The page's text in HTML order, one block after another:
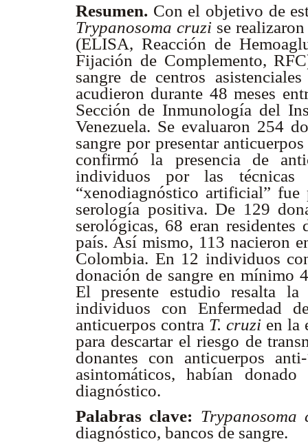
Resumen. Con el objetivo de
Trypanosoma cruzi se
(ELISA, Reacción de
Fijación de Complemento,
sangre de centros
acudieron durante 48 meses
Sección de Inmunología del
Venezuela. Se evaluaron 254
sangre por presentar
confirmó la presencia de
individuos por las
“xenodiagnóstico artificial”
serología positiva. De 129
serológicas, 68 eran
país. Así mismo, 113 nacieron
Colombia. En 12 individuos
donación de sangre en mínimo
El presente estudio resalta
individuos con Enfermedad
anticuerpos contra T. cruzi en la
para descartar el riesgo de
donantes con anticuerpos anti-
asintomáticos, habían
diagnóstico.
Palabras clave: Trypanosoma
diagnóstico, bancos de sangre.